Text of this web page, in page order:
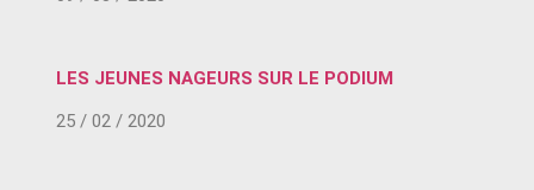
LES JEUNES NAGEURS SUR LE PODIUM
25 / 02 / 2020